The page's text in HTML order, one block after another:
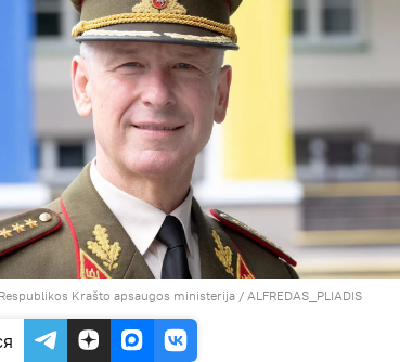
Krašto apsaugos ministerija / ALFREDAS_PLIADIS